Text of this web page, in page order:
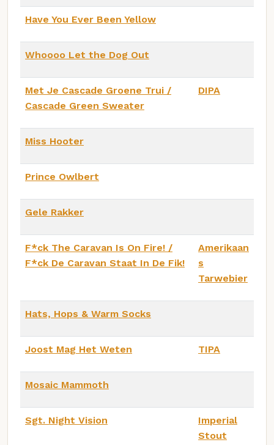
Have You Ever Been Yellow
Whoooo Let the Dog Out
Met Je Cascade Groene Trui /
Cascade Green Sweater
DIPA
Miss Hooter
Prince Owlbert
Gele Rakker
F*ck The Caravan Is On Fire! /
F*ck De Caravan Staat In De Fik!
Amerikaan
s
Tarwebier
Hats, Hops & Warm Socks
Joost Mag Het Weten TIPA
Mosaic Mammoth
Sgt. Night Vision
Imperial
Stout